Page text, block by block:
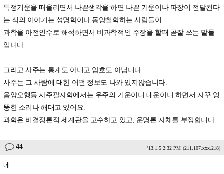
특정기운을 떠올리면서 나쁜생각을 하면 나쁜 기운이나 파장이 전달된다
는 식의 이야기는 성명학이나 동양철학하는 사람들이
과학을 아전인수로 해석하면서 비과학적인 주장을 할때 곧잘 쓰는 말들
입니다.
그리고 사주는 통계도 아니고 암호도 아닙니다.
사주는 그 사람에 대한 어떤 정보도 나와 있지않습니다.
음양오행등 사주팔자학에서는 우주의 기운이니 대운이니 하면서 자꾸 엉
뚱한 소리나 해대고 있어요.
과학은 비결정론적 세계관을 고수하고 있고, 운명론 자체를 부정합니다.
44 '13.1.5 2:32 PM (211.107.xxx.218)
네..........